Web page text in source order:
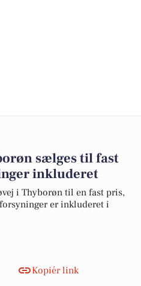
sælges til fast
inkluderet
i Thyborøn til en fast pris,
er inkluderet i
Kopiér link